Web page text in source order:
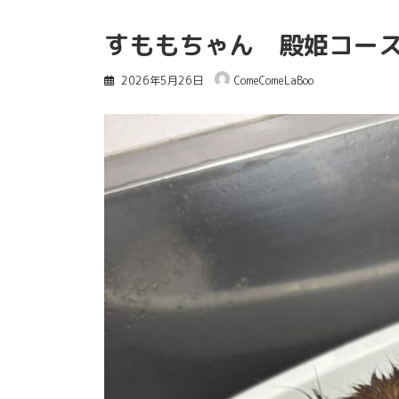
すももちゃん 殿姫コー
2026年5月26日 ComeComeLaBoo